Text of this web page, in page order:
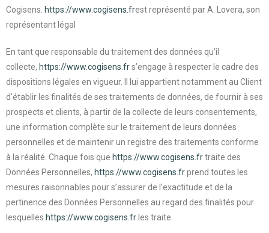
Cogisens. https://www.cogisens.frest représenté par A. Lovera, son
représentant légal
En tant que responsable du traitement des données qu’il
collecte, https://www.cogisens.frs’engage à respecter le cadre des
dispositions légales en vigueur. Il lui appartient notamment au Client
d’établir les finalités de ses traitements de données, de fournir à ses
prospects et clients, à partir de la collecte de leurs consentements,
une information complète sur le traitement de leurs données
personnelles et de maintenir un registre des traitements conforme
à la réalité. Chaque fois que https://www.cogisens.frtraite des
Données Personnelles, https://www.cogisens.frprend toutes les
mesures raisonnables pour s’assurer de l’exactitude et de la
pertinence des Données Personnelles au regard des finalités pour
lesquelles https://www.cogisens.fr les traite.